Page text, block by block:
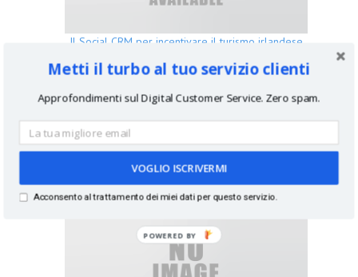
Il Social CRM per incentivare il turismo irlandese
SocialCRM e banche ‘dirette’ in Italia
Metti il turbo al tuo servizio clienti
Approfondimenti sul Digital Customer Service. Zero spam.
VOGLIO ISCRIVERMI
Acconsento al trattamento dei miei dati per questo servizio.
POWERED BY